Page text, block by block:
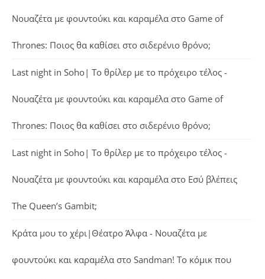
Νουαζέτα με φουντούκι και καραμέλα στο Game of
Thrones: Ποιος θα καθίσει στο σιδερένιο θρόνο;
Last night in Soho| Το θρίλερ με το πρόχειρο τέλος -
Νουαζέτα με φουντούκι και καραμέλα στο Game of
Thrones: Ποιος θα καθίσει στο σιδερένιο θρόνο;
Last night in Soho| Το θρίλερ με το πρόχειρο τέλος -
Νουαζέτα με φουντούκι και καραμέλα στο Εσύ βλέπεις
The Queen’s Gambit;
Κράτα μου το χέρι|Θέατρο Άλφα - Νουαζέτα με
φουντούκι και καραμέλα στο Sandman! Το κόμικ που